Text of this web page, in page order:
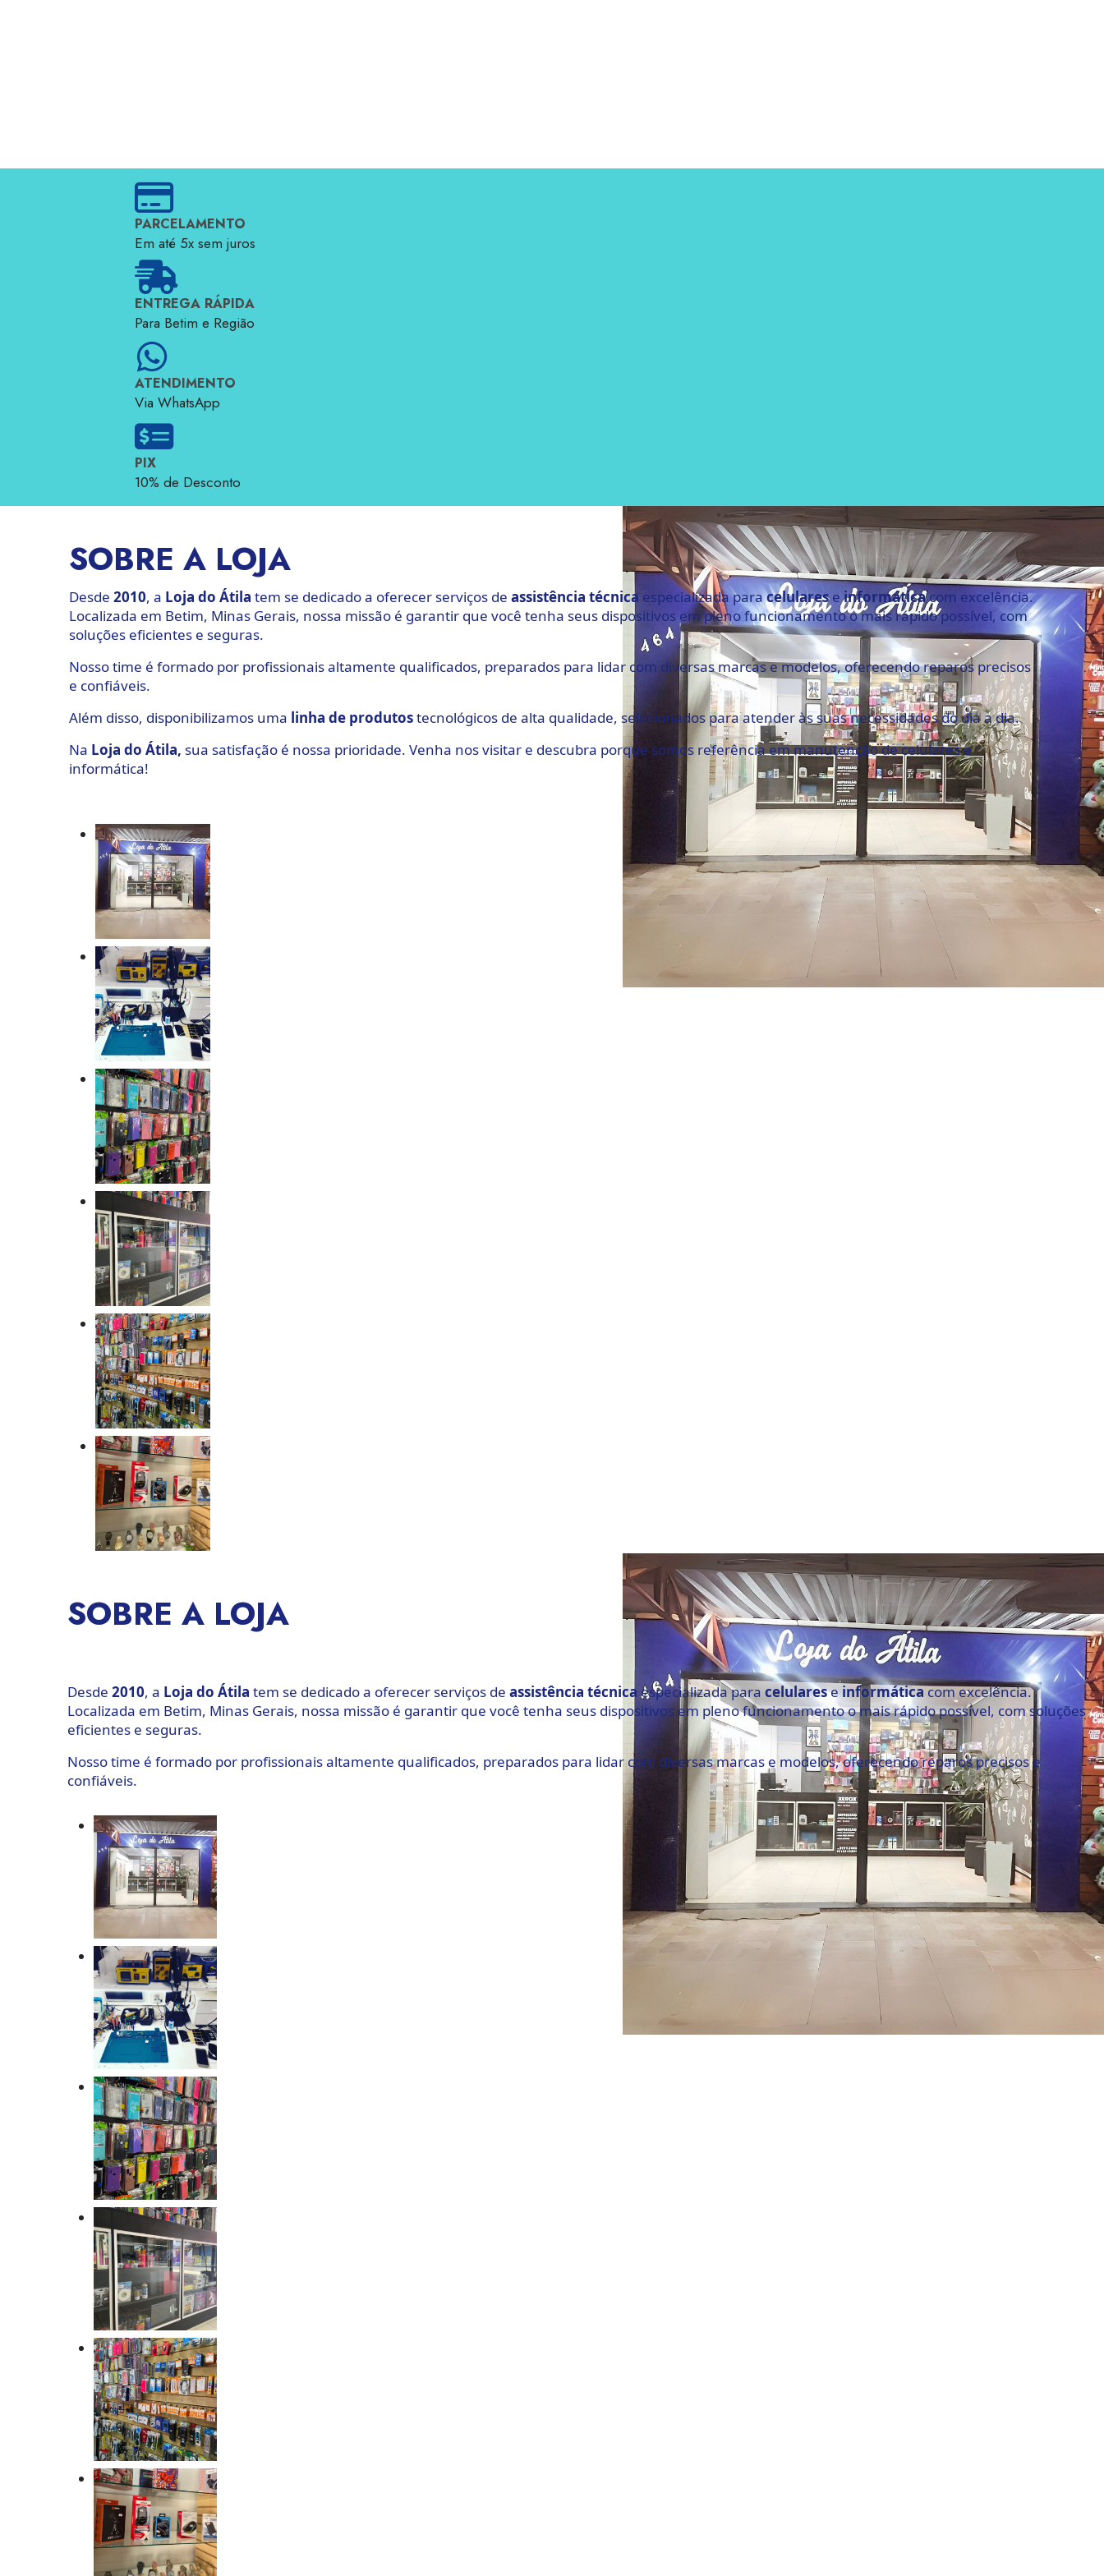
PARCELAMENTO
Em até 5x sem juros
ENTREGA RÁPIDA
Para Betim e Região
ATENDIMENTO
Via WhatsApp
PIX
10% de Desconto
SOBRE A LOJA
Desde 2010, a Loja do Átila tem se dedicado a oferecer serviços de assistência técnica especializada paracelulareseinformáticacom excelência.
Localizada em Betim, Minas Gerais, nossa missão é garantir que você tenha seus dispositivos em pleno funcionamento o mais rápido possível, com
soluções eficientes e seguras.
Nosso time é formado por profissionais altamente qualificados, preparados para lidar com diversas marcas e modelos, oferecendo reparos precisos
e confiáveis.
Além disso, disponibilizamos uma linha de produtostecnológicos de alta qualidade, selecionados para atender às suas necessidades do dia a dia.
Na Loja do Átila, sua satisfação é nossa prioridade. Venha nos visitar e descubra porque somos referência em manutenção de celulares e
informática!
SOBRE A LOJA
Desde 2010, a Loja do Átila tem se dedicado a oferecer serviços de assistência técnica especializada para celularese informáticacom excelência.
Localizada em Betim, Minas Gerais, nossa missão é garantir que você tenha seus dispositivos em pleno funcionamento o mais rápido possível, com soluções
eficientes e seguras.
Nosso time é formado por profissionais altamente qualificados, preparados para lidar com diversas marcas e modelos, oferecendo reparos precisos e
confiáveis.